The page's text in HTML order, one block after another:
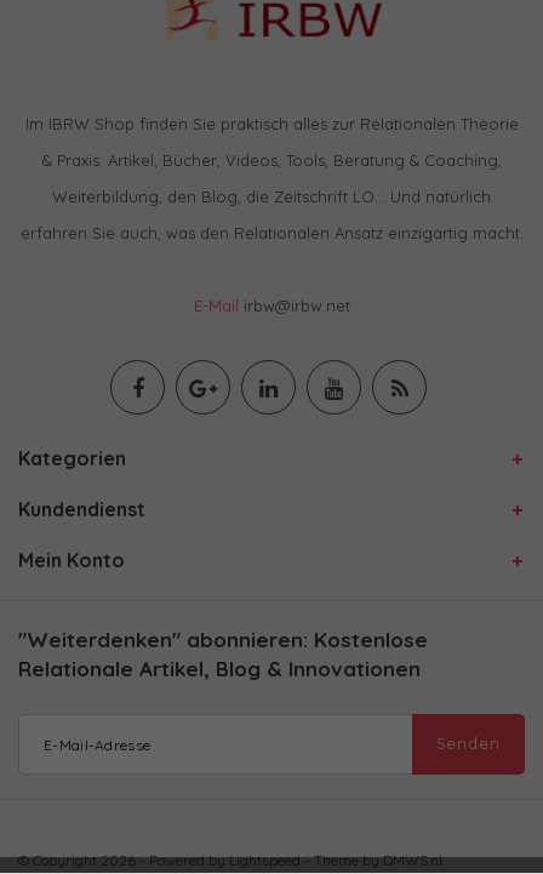
Im IBRW Shop finden Sie praktisch alles zur Relationalen Theorie
& Praxis: Artikel, Bücher, Videos, Tools, Beratung & Coaching,
Weiterbildung, den Blog, die Zeitschrift LO… Und natürlich
erfahren Sie auch, was den Relationalen Ansatz einzigartig macht.
E-Mail irbw@irbw.net
Kategorien
Kundendienst
Mein Konto
"Weiterdenken" abonnieren: Kostenlose
Relationale Artikel, Blog & Innovationen
Senden
© Copyright 2026 - Powered byLightspeed- Theme byDMWS.nl